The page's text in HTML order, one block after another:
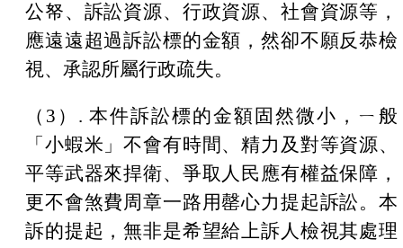
公帑、訴訟資源、行政資源、社會資源等，
應遠遠超過訴訟標的金額，然卻不願反恭檢
視、承認所屬行政疏失。
（ 3 ） . 本件訴訟標的金額固然微小，ㄧ般
「小蝦米」不會有時間、精力及對等資源、
平等武器來捍衛、爭取人民應有權益保障，
更不會煞費周章一路用罄心力提起訴訟。本
訴的提起，無非是希望給上訴人檢視其處理